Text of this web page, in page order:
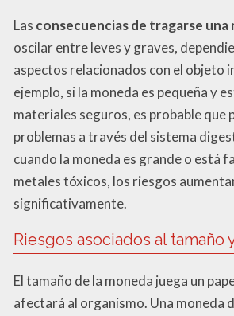
Las consecuencias de tragarse una
oscilar entre leves y graves,
aspectos relacionados con el objeto
ejemplo, si la moneda es pequeña y
materiales seguros, es probable que
problemas a través del sistema
cuando la moneda es grande o está
metales tóxicos, los riesgos
significativamente.
Riesgos asociados al tamaño
El tamaño de la moneda juega un
afectará al organismo. Una moneda